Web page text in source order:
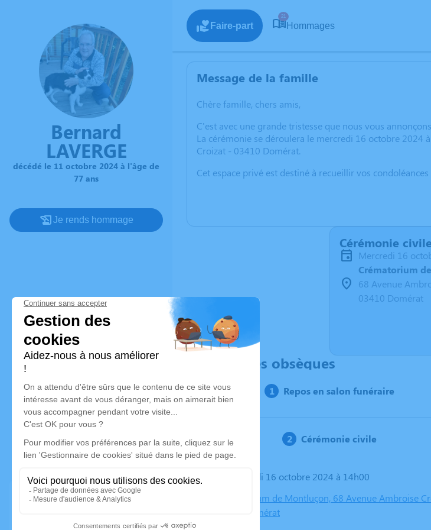
Bernard
LAVERGE
décédé le 11 octobre 2024 à l'âge de
77 ans
Je rends hommage
Faire-part
21
Hommages
Message de la famille
Chère famille, chers amis,
C'est avec une grande tristesse que nous vous
La cérémonie se déroulera le mercredi 16 octobre
Croizat - 03410 Domérat.
Cet espace privé est destiné à recueillir vos
Cérémonie civile
mercredi 16
Crématorium
68 Avenue
03410 Domérat
Déroulé des obsèques
Repos en salon funéraire
Cérémonie civile
Le mercredi 16 octobre 2024 à 14h00
Crématorium de Montluçon, 68 Avenue Ambroise
03410 Domérat